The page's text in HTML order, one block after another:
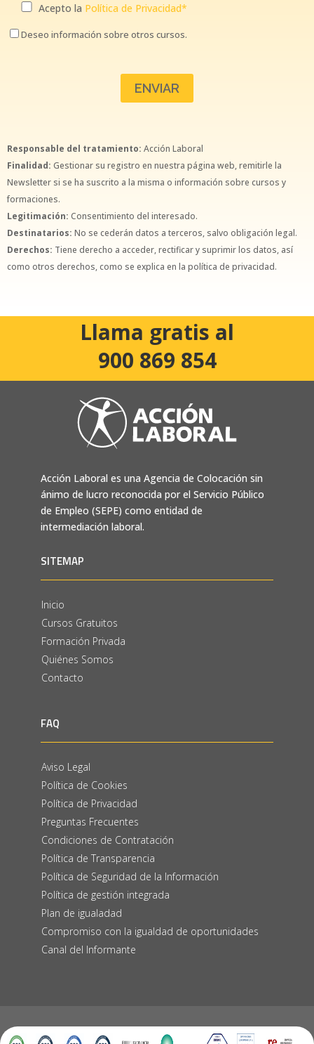
Acepto la Política de Privacidad*
Deseo información sobre otros cursos.
Responsable del tratamiento: Acción Laboral
Finalidad: Gestionar su registro en nuestra página web, remitirle la
Newsletter si se ha suscrito a la misma o información sobre cursos y
formaciones.
Legitimación: Consentimiento del interesado.
Destinatarios: No se cederán datos a terceros, salvo obligación legal.
Derechos: Tiene derecho a acceder, rectificar y suprimir los datos, así
como otros derechos, como se explica en la política de privacidad.
Llama gratis al
900 869 854
Acción Laboral es una Agencia de Colocación sin
ánimo de lucro reconocida por el Servicio Público
de Empleo (SEPE) como entidad de
intermediación laboral.
SITEMAP
Inicio
Cursos Gratuitos
Formación Privada
Quiénes Somos
Contacto
FAQ
Aviso Legal
Política de Cookies
Política de Privacidad
Preguntas Frecuentes
Condiciones de Contratación
Política de Transparencia
Política de Seguridad de la Información
Política de gestión integrada
Plan de igualadad
Compromiso con la igualdad de oportunidades
Canal del Informante